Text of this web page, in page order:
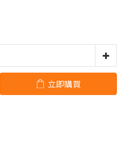
立即購買